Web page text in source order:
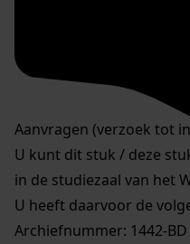
Aanvragen (verzoek tot
U kunt dit stuk / deze
in de studiezaal van het
U heeft daarvoor de
Archiefnummer: 1442-BD